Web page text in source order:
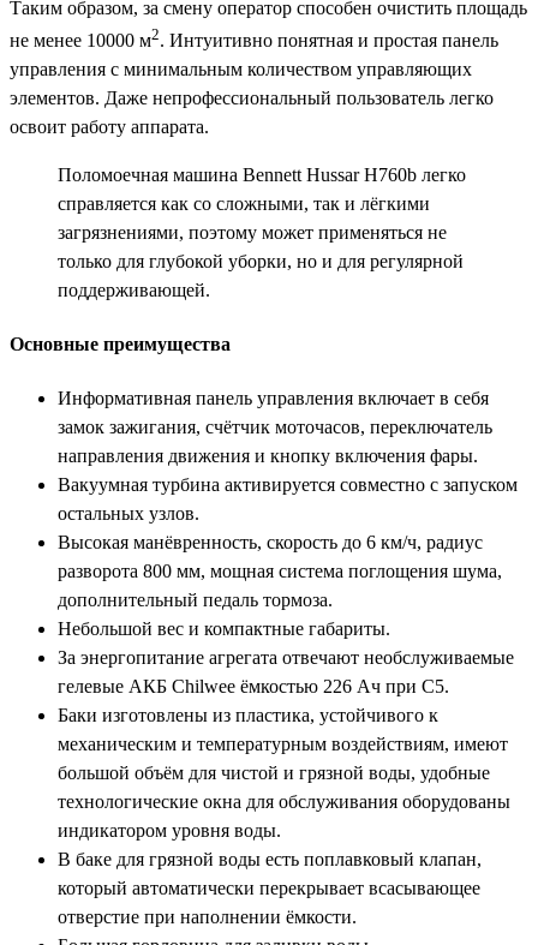
Таким образом, за смену оператор способен очистить площадь
не менее 10000 м2. Интуитивно понятная и простая панель
управления с минимальным количеством управляющих
элементов. Даже непрофессиональный пользователь легко
освоит работу аппарата.
Поломоечная машина Bennett Hussar H760b легко
справляется как со сложными, так и лёгкими
загрязнениями, поэтому может применяться не
только для глубокой уборки, но и для регулярной
поддерживающей.
Основные преимущества
Информативная панель управления включает в себя
замок зажигания, счётчик моточасов, переключатель
направления движения и кнопку включения фары.
Вакуумная турбина активируется совместно с запуском
остальных узлов.
Высокая манёвренность, скорость до 6 км/ч, радиус
разворота 800 мм, мощная система поглощения шума,
дополнительный педаль тормоза.
Небольшой вес и компактные габариты.
За энергопитание агрегата отвечают необслуживаемые
гелевые АКБ Chilwee ёмкостью 226 Ач при С5.
Баки изготовлены из пластика, устойчивого к
механическим и температурным воздействиям, имеют
большой объём для чистой и грязной воды, удобные
технологические окна для обслуживания оборудованы
индикатором уровня воды.
В баке для грязной воды есть поплавковый клапан,
который автоматически перекрывает всасывающее
отверстие при наполнении ёмкости.